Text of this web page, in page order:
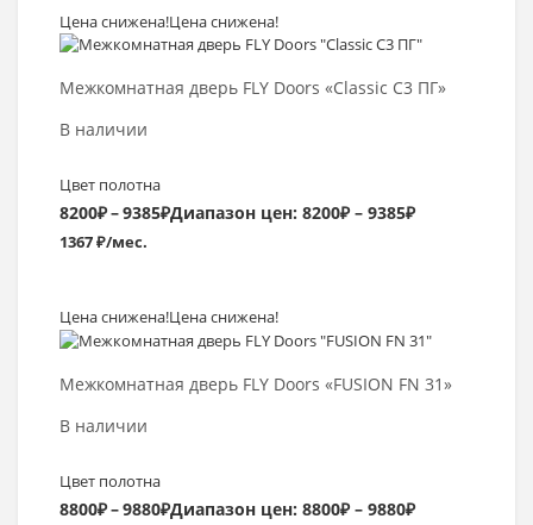
Цена снижена!Цена снижена!
Межкомнатная дверь FLY Doors «Classic C3 ПГ»
В наличии
Цвет полотна
8200₽–9385₽Диапазон цен: 8200₽ – 9385₽
1367 ₽/мес.
Выбрать >
Цена снижена!Цена снижена!
Межкомнатная дверь FLY Doors «FUSION FN 31»
В наличии
Цвет полотна
8800₽–9880₽Диапазон цен: 8800₽ – 9880₽
Выбрать >